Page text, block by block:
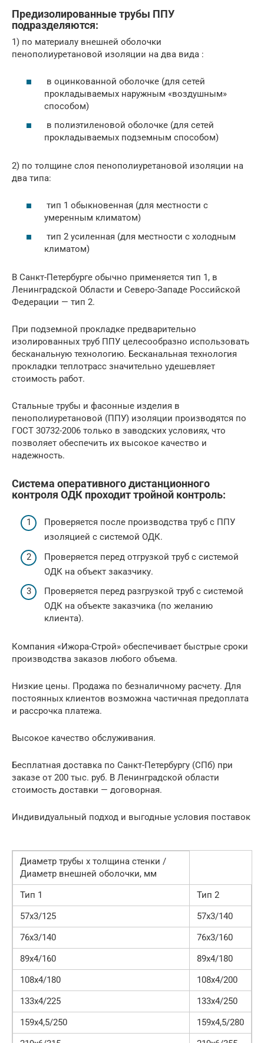
Предизолированные трубы ППУ
подразделяются:
1) по материалу внешней оболочки
пенополиуретановой изоляции на два вида :
в оцинкованной оболочке (для сетей
прокладываемых наружным «воздушным»
способом)
в полиэтиленовой оболочке (для сетей
прокладываемых подземным способом)
2) по толщине слоя пенополиуретановой изоляции на
два типа:
тип 1 обыкновенная (для местности с
умеренным климатом)
тип 2 усиленная (для местности с холодным
климатом)
В Санкт-Петербурге обычно применяется тип 1, в
Ленинградской Области и Северо-Западе Российской
Федерации — тип 2.
При подземной прокладке предварительно
изолированных труб ППУ целесообразно использовать
бесканальную технологию. Бесканальная технология
прокладки теплотрасс значительно удешевляет
стоимость работ.
Стальные трубы и фасонные изделия в
пенополиуретановой (ППУ) изоляции производятся по
ГОСТ 30732-2006 только в заводских условиях, что
позволяет обеспечить их высокое качество и
надежность.
Система оперативного дистанционного
контроля ОДК проходит тройной контроль:
Проверяется после производства труб с ППУ
изоляцией с системой ОДК.
Проверяется перед отгрузкой труб с системой
ОДК на объект заказчику.
Проверяется перед разгрузкой труб с системой
ОДК на объекте заказчика (по желанию
клиента).
Компания «Ижора-Строй» обеспечивает быстрые сроки
производства заказов любого объема.
Низкие цены. Продажа по безналичному расчету. Для
постоянных клиентов возможна частичная предоплата
и рассрочка платежа.
Высокое качество обслуживания.
Бесплатная доставка по Санкт-Петербургу (СПб) при
заказе от 200 тыс. руб. В Ленинградской области
стоимость доставки — договорная.
Индивидуальный подход и выгодные условия поставок
Диаметр трубы х толщина стенки /
Диаметр внешней оболочки, мм
Тип 1
Тип 2
57х3/125
57х3/140
76х3/140
76х3/160
89х4/160
89х4/180
108х4/180
108х4/200
133х4/225
133х4/250
159х4,5/250
159х4,5/280